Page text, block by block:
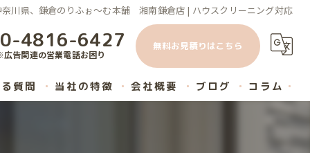
川県、鎌倉のりふぉ～む本舗 湘南鎌倉店 | ハウスクリーニング対応
4816-6427
告関連の営業電話お困り
無料お見積りはこちら
質問 当社の特徴 会社概要 ブログ コラム